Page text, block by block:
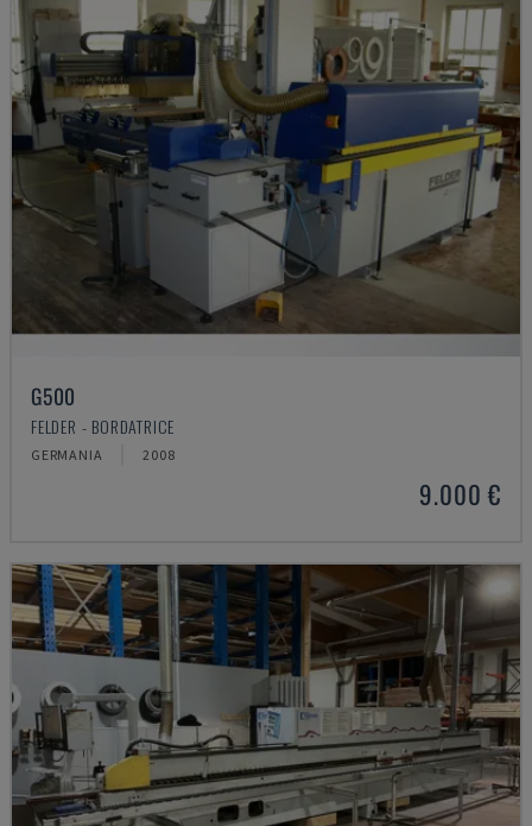
G500
FELDER - BORDATRICE
GERMANIA 2008
9.000 €